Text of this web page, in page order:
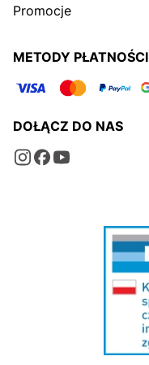
Promocje
METODY PŁATNOŚCI
DOŁĄCZ DO NAS